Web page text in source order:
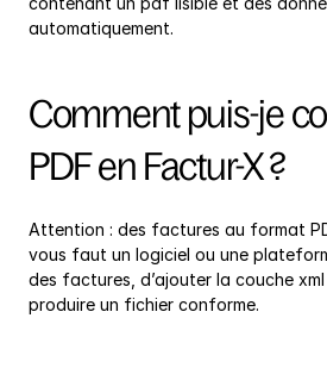
automatiquement.
Comment puis-je
PDF en Factur-X ?
Attention : des factures au format
vous faut un logiciel ou une
des factures, d’ajouter la couche
produire un fichier conforme.